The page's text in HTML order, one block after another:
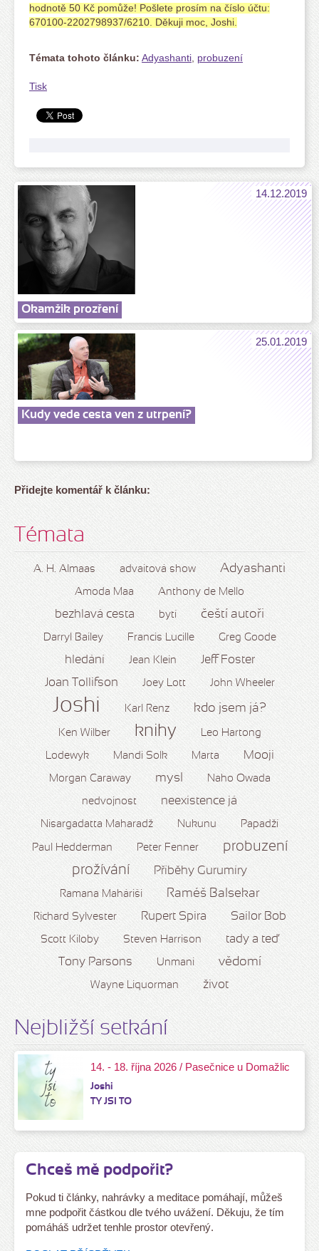
hodnotě 50 Kč pomůže! Pošlete prosím na číslo účtu:
670100-2202798937/6210. Děkuji moc, Joshi.
Témata tohoto článku: Adyashanti, probuzení
Tisk
14.12.2019
Okamžik prozření
25.01.2019
Kudy vede cesta ven z utrpení?
Přidejte komentář k článku:
Témata
A. H. Almaas advaitová show Adyashanti
Amoda Maa Anthony de Mello
bezhlavá cesta bytí čeští autoři
Darryl Bailey Francis Lucille Greg Goode
hledání Jean Klein Jeff Foster
Joan Tollifson Joey Lott John Wheeler
Joshi Karl Renz kdo jsem já?
Ken Wilber knihy Leo Hartong
Lodewyk Mandi Solk Marta Mooji
Morgan Caraway mysl Naho Owada
nedvojnost neexistence já
Nisargadatta Maharadž Nukunu Papadží
Paul Hedderman Peter Fenner
probuzení
prožívání
Příběhy Gurumíry
Ramana Maháriši Raméš Balsekar
Richard Sylvester Rupert Spira Sailor Bob
Scott Kiloby Steven Harrison tady a teď
Tony Parsons Unmani vědomí
Wayne Liquorman život
Nejbližší setkání
14. - 18. října 2026 / Pasečnice u Domažlic
Joshi
TY JSI TO
Chceš mě podpořit?
Pokud ti články, nahrávky a meditace pomáhají, můžeš
mne podpořit částkou dle tvého uvážení. Děkuju, že tím
pomáháš udržet tenhle prostor otevřený.